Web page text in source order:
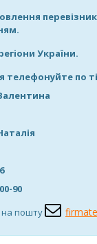
України.
телефонуйте по
90
на пошту